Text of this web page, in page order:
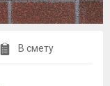
В смету